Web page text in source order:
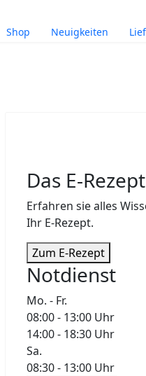
Shop Neuigkeiten
Das E-
Erfahren sie alles
Ihr E-Rezept.
Zum E-Rezept
Notdienst
Mo. - Fr.
08:00 - 13:00 Uhr
14:00 - 18:30 Uhr
Sa.
08:30 - 13:00 Uhr